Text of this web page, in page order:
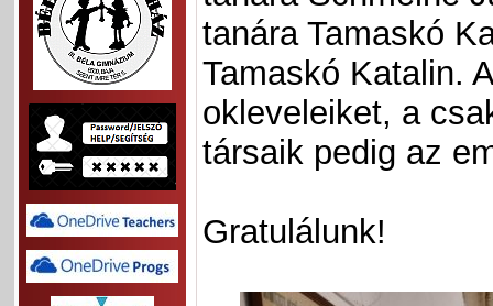
tanára Tamaskó
Tamaskó Katalin.
okleveleiket, a
társaik pedig az
Gratulálunk!